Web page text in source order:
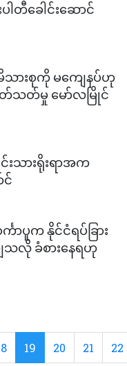
ါတီခေါင်းဆောင်
ားစုကို မကျေနပ်ဟု
သတ်မှု မော်လမြိုင်
းသားရိုးရာအက
င်
ပူက နိုင်ငံရပ်ခြား
သလို ခံစားနေရဟု
19 20 21 22